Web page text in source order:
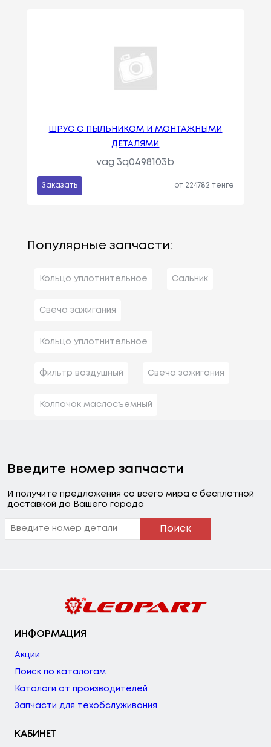
ШРУС С ПЫЛЬНИКОМ И МОНТАЖНЫМИ
ДЕТАЛЯМИ
vag 3q0498103b
Заказать от 224782 тенге
Популярные запчасти:
Кольцо уплотнительное Сальник
Свеча зажигания
Кольцо уплотнительное
Фильтр воздушный Свеча зажигания
Колпачок маслосъемный
Введите номер запчасти
И получите предложения со всего мира с бесплатной
доставкой до Вашего города
Поиск
ИНФОРМАЦИЯ
Акции
Поиск по каталогам
Каталоги от производителей
Запчасти для техобслуживания
КАБИНЕТ